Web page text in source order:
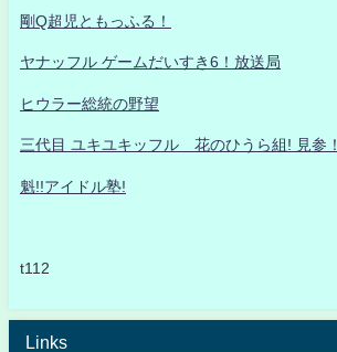
剛Q超児ともっふる！
ヤナッフル ゲームだいすき6！放送局
ヒウラー総統の野望
三代目 ユキユキッフル 花のひうら組! 見参！
魁!!アイドル塾!
t112
Links